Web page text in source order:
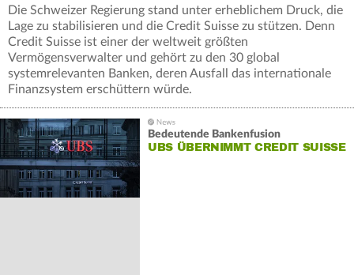
Die Schweizer Regierung stand unter erheblichem Druck, die
Lage zu stabilisieren und die Credit Suisse zu stützen. Denn
Credit Suisse ist einer der weltweit größten
Vermögensverwalter und gehört zu den 30 global
systemrelevanten Banken, deren Ausfall das internationale
Finanzsystem erschüttern würde.
Bedeutende Bankenfusion
UBS ÜBERNIMMT CREDIT SUISSE